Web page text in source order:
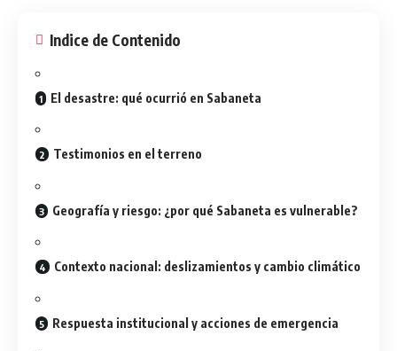
Indice de Contenido
El desastre: qué ocurrió en Sabaneta
Testimonios en el terreno
Geografía y riesgo: ¿por qué Sabaneta es vulnerable?
Contexto nacional: deslizamientos y cambio climático
Respuesta institucional y acciones de emergencia